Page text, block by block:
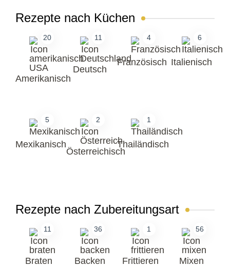
Rezepte nach Küchen
20
Amerikanisch
11
Deutsch
4
Französisch
6
Italienisch
5
Mexikanisch
2
Österreichisch
1
Thailändisch
Rezepte nach Zubereitungsart
11
Braten
36
Backen
1
Frittieren
56
Mixen